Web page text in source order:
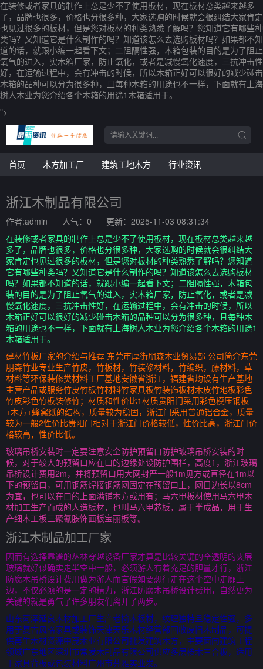
在装修或者家具的制作上总是少不了使用板材，现在板材总类越来越多
了，品牌也很多，价格也分很多种，大家选购的时候就会很纠结大家肯定
也见过很多的板材，但是您对板材的种类熟悉了解吗？您知道它有哪些种
类吗？又知道它是什么制作的吗？知道该怎么去选购板材吗？如果都不知
道的话，就跟小编一起看下文；二阻隔性强，木箱包装的目的是为了阻止
氧气的进入，实木箱厂家，防止氧化，或者是减慢氧化速度，三抗冲击性
好，在运输过程中，会有冲击的时候，所以木箱正好可以很好的减少碰击
木箱的品种可以分为很多种，且每种木箱的用途也不一样，下面就有上海
树人木业为您介绍各个木箱的用途1木箱适用于。
">
首页 木方加工厂 建筑工地木方 行业资讯
浙江木制品有限公司
作者:admin 人气：0
更新：2025-11-03 08:31:34
在装修或者家具的制作上总是少不了使用板材，现在板材总类越来越
多了，品牌也很多，价格也分很多种，大家选购的时候就会很纠结大
家肯定也见过很多的板材，但是您对板材的种类熟悉了解吗？您知道
它有哪些种类吗？又知道它是什么制作的吗？知道该怎么去选购板材
吗？如果都不知道的话，就跟小编一起看下文；二阻隔性强，木箱包
装的目的是为了阻止氧气的进入，实木箱厂家，防止氧化，或者是减
慢氧化速度，三抗冲击性好，在运输过程中，会有冲击的时候，所以
木箱正好可以很好的减少碰击木箱的品种可以分为很多种，且每种木
箱的用途也不一样，下面就有上海树人木业为您介绍各个木箱的用途1
木箱适用于。
建材竹板厂家的介绍与推荐 东莞市厚街朋森木业贸易部 公司简介东莞
朋森竹业专业生产竹皮，竹板材，竹装修材料，竹编织，藤材料，草
材料等环保装修类材料工厂基地安徽省浙江，福建省均设有生产基地
主营产品或服务竹皮竹板竹材料竹家具板竹装饰板材木皮竹地板彩色
竹皮彩色竹板装修竹；材质和性价比1材质贵阳门采用彩色模压钢板
+木方+蜂窝纸的结构，质量较为稳固，浙江门采用普通铝合金，质量
较为一般2性价比贵阳门相对于浙江门价格较低，性价比高，浙江门价
格较高，性价比低。
玻璃吊桥安装时一定要注意安全防护预留口防护玻璃吊桥安装的时
候，对于较大的预留口应在口的边缘处设防护围栏，高度1，浙江玻璃
吊桥设计费用2m，并将预留口用大网封严一般1m见方或直径在1m以
下的预留口，可用钢筋焊接钢筋网固定在预留口上，网目边长以8cm
为宜，也可以在口的上面满铺木方或用有；马六甲板材使用马六甲木
材加工生产而成的人造板材，也叫马六甲芯板，属于半成品，用于生
产细木工板三聚氰胺饰面板宝丽板等。
浙江木制品加工厂家
因而有选择靠谱的丛林穿越设备厂家才算是比较关键的全透明的夹层
玻璃就好似确实走半空中一般，必须游人有着充足的胆量才行，浙江
防腐木吊桥设计费用做为游人而言假如要想行走在这个空中走廊上
边，不仅必须的是一定的精力，浙江防腐木吊桥设计费用，自然更为
关键的就是勇气了许多朋友们离开了两步。
山东菏泽延良木材加工厂生产老榆木板材，纹理独特且稳定性强，多
用于复古风格家具或装饰天津天乐木材经营部回收废旧木制品，可提
供再生木材资源中茂木业有限公司批发建筑木方，主要面向建筑工程
领域广东地区深圳市常发木制品有限公司供应多层桉木三合板，适用
于家具背板或包装材料广州市芬雅实业发。